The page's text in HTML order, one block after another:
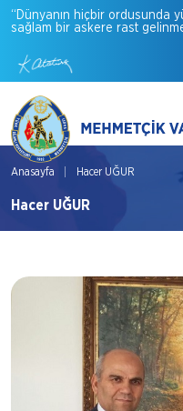
“Dünyanın hiçbir ordusunda
sağlam bir askere rast
Anasayfa Hacer UĞUR
Hacer UĞUR